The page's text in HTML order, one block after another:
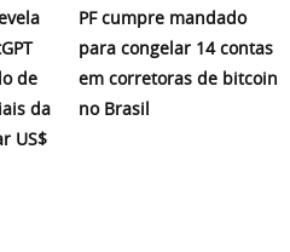
de
da
US$
PF cumpre mandado
para congelar 14 contas
em corretoras de bitcoin
no Brasil